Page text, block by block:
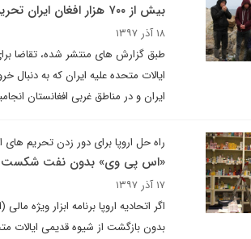
بیش از ۷۰۰ هزار افغان ایران تحریم زده را ترک کردند
۱۸ آذر ۱۳۹۷
طبق گزارش های منتشر شده، تقاضا
ایالات متحده علیه ایران که به
ایران و در مناطق غربی افغانستان
راه حل اروپا برای دور زدن تحریم
«اس پی وی» بدون نفت شکست
۱۷ آذر ۱۳۹۷
اگر اتحادیه اروپا برنامه ابزار ویژه
بدون بازگشت از شیوه قدیمی ایالات